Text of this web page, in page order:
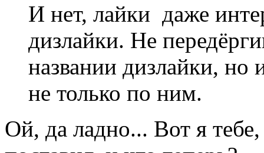
И нет, лайки даже
дизлайки. Не
названии дизлайки, но
не только по ним.
Ой, да ладно... Вот я